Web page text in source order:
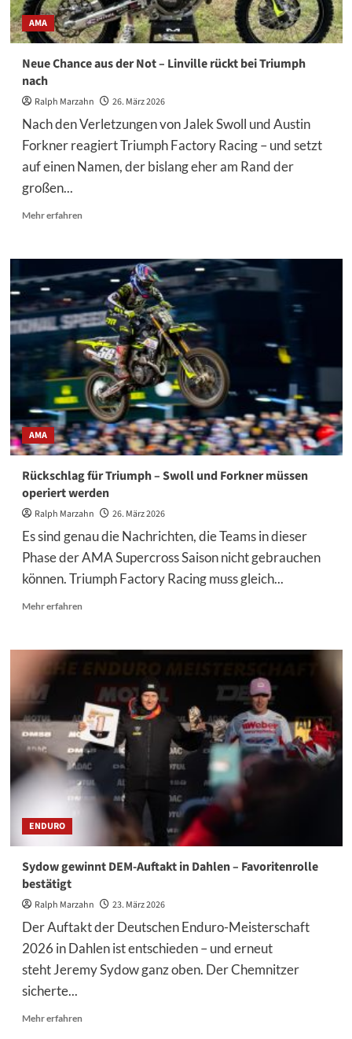
AMA
Neue Chance aus der Not – Linville rückt bei Triumph
nach
Ralph Marzahn 26. März 2026
Nach den Verletzungen von Jalek Swoll und Austin
Forkner reagiert Triumph Factory Racing – und setzt
auf einen Namen, der bislang eher am Rand der
großen...
Mehr erfahrenMehr
Neue
Chance
der
Not
–
Linville
rückt
bei
Triumph
nach
AMA
Rückschlag für Triumph – Swoll und Forkner müssen
operiert werden
Ralph Marzahn 26. März 2026
Es sind genau die Nachrichten, die Teams in dieser
Phase der AMA Supercross Saison nicht gebrauchen
können. Triumph Factory Racing muss gleich...
Mehr erfahrenMehr
Rückschlag
Swoll
und
Forkner
müssen
operiert
werden
ENDURO
Sydow gewinnt DEM-Auftakt in Dahlen – Favoritenrolle
bestätigt
Ralph Marzahn 23. März 2026
Der Auftakt der Deutschen Enduro-Meisterschaft
2026 in Dahlen ist entschieden – und erneut
steht Jeremy Sydow ganz oben. Der Chemnitzer
sicherte...
Mehr erfahrenMehr